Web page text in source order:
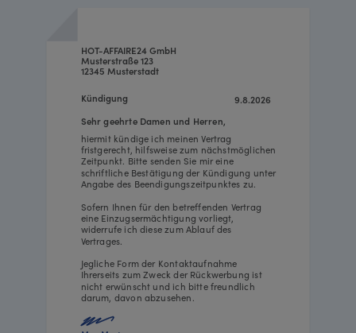
9.8.2026
HOT-AFFAIRE24 GmbH
Musterstraße 123
12345 Musterstadt
hiermit kündige ich meinen Vertrag
fristgerecht, hilfsweise zum nächstmöglichen
Zeitpunkt. Bitte senden Sie mir eine
schriftliche Bestätigung der Kündigung unter
Angabe des Beendigungszeitpunktes zu.
Sofern Ihnen für den betreffenden Vertrag
eine Einzugsermächtigung vorliegt,
widerrufe ich diese zum Ablauf des
Vertrages.
Jegliche Form der Kontaktaufnahme
Ihrerseits zum Zweck der Rückwerbung ist
nicht erwünscht und ich bitte freundlich
darum, davon abzusehen.
Sehr geehrte Damen und Herren,
Kündigung